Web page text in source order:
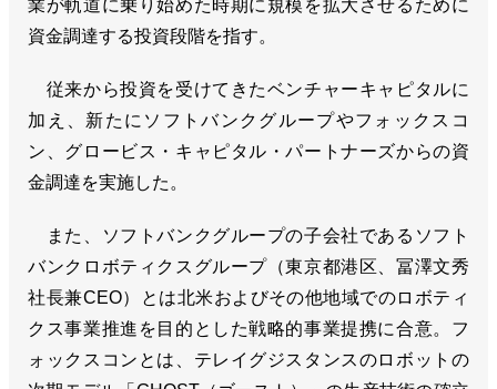
業が軌道に乗り始めた時期に規模を拡大させるために
資金調達する投資段階を指す。
従来から投資を受けてきたベンチャーキャピタルに
加え、新たにソフトバンクグループやフォックスコ
ン、グロービス・キャピタル・パートナーズからの資
金調達を実施した。
また、ソフトバンクグループの子会社であるソフト
バンクロボティクスグループ（東京都港区、冨澤文秀
社長兼CEO）とは北米およびその他地域でのロボティ
クス事業推進を目的とした戦略的事業提携に合意。フ
ォックスコンとは、テレイグジスタンスのロボットの